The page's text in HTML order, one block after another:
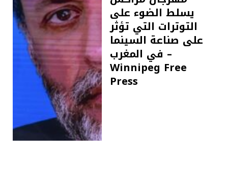
يسلط الضوء على
التوترات التي تؤثر
على صناعة السينما
في المغرب –
Winnipeg Free
Press